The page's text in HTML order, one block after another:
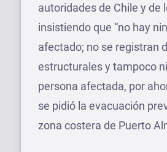
autoridades de Chile y de
insistiendo que “no hay
afectado; no se registran
estructurales y tampoco
persona afectada, por
se pidió la evacuación
zona costera de Puerto